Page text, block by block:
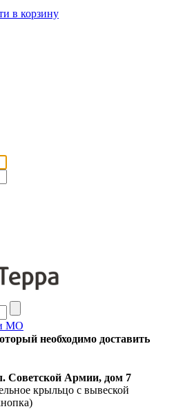
в корзину
МО
необходимо доставить
Советской Армии, дом 7
крыльцо с вывеской